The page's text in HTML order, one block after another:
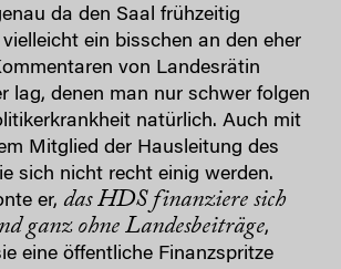
da den Saal frühzeitig
ein bisschen an den eher
von Landesrätin
lag, denen man nur schwer folgen
natürlich. Auch mit
Mitglied der Hausleitung des
sich nicht recht einig werden.
er, das HDS finanziere sich
ganz ohne Landesbeiträge,
eine öffentliche Finanzspritze